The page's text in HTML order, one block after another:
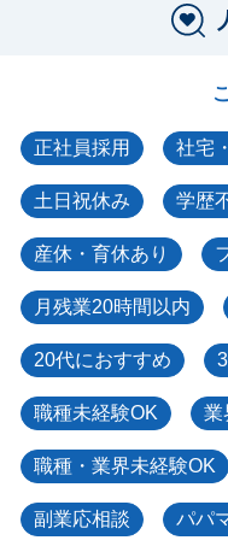
正社員採用 社宅
土日祝休み 学歴
産休・育休あり
月残業20時間以内
20代におすすめ
職種未経験OK 業
職種・業界未経験OK
副業応相談 パパ